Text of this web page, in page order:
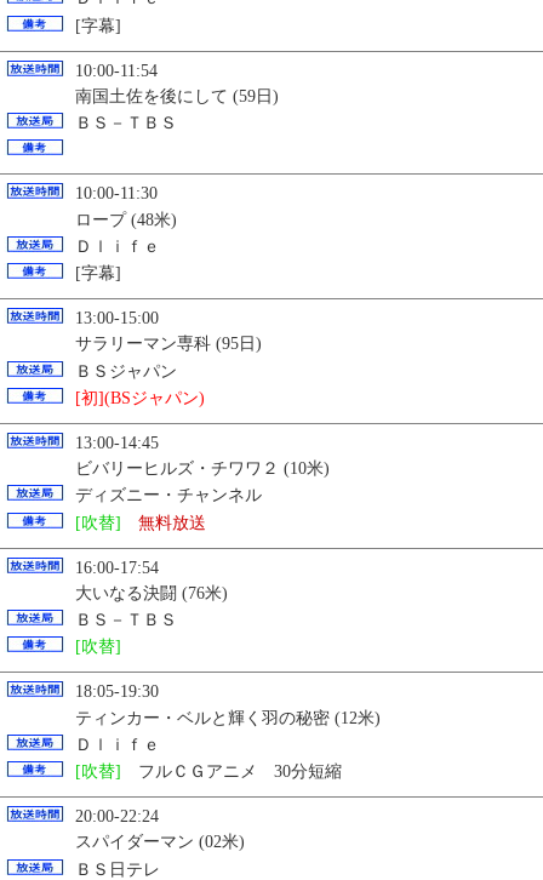
[字幕]
10:00-11:54
南国土佐を後にして (59日)
ＢＳ－ＴＢＳ
10:00-11:30
ロープ (48米)
Ｄｌｉｆｅ
[字幕]
13:00-15:00
サラリーマン専科 (95日)
ＢＳジャパン
[初](BSジャパン)
13:00-14:45
ビバリーヒルズ・チワワ２ (10米)
ディズニー・チャンネル
[吹替]
無料放送
16:00-17:54
大いなる決闘 (76米)
ＢＳ－ＴＢＳ
[吹替]
18:05-19:30
ティンカー・ベルと輝く羽の秘密 (12米)
Ｄｌｉｆｅ
[吹替]
フルＣＧアニメ 30分短縮
20:00-22:24
スパイダーマン (02米)
ＢＳ日テレ